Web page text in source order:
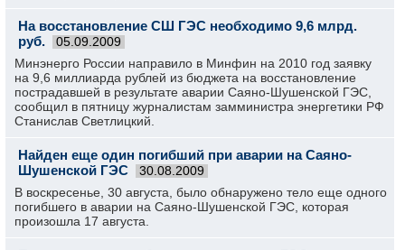
На восстановление СШ ГЭС необходимо 9,6 млрд.
руб.
05.09.2009
Минэнерго России направило в Минфин на 2010 год заявку
на 9,6 миллиарда рублей из бюджета на восстановление
пострадавшей в результате аварии Саяно-Шушенской ГЭС,
сообщил в пятницу журналистам замминистра энергетики РФ
Станислав Светлицкий.
Найден еще один погибший при аварии на Саяно-
Шушенской ГЭС
30.08.2009
В воскресенье, 30 августа, было обнаружено тело еще одного
погибшего в аварии на Саяно-Шушенской ГЭС, которая
произошла 17 августа.